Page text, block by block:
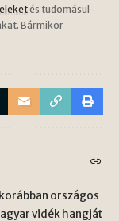
és tudomásul
Bármikor
országos
vidék hangját